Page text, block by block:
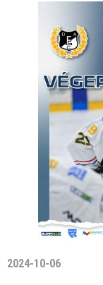
2024-10-06